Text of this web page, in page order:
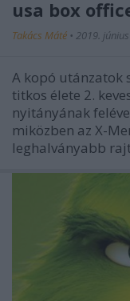
usa box
Takács Máté • 2019. június
A kopó utánzatok
titkos élete 2.
nyitányának
miközben az X-
leghalványabb